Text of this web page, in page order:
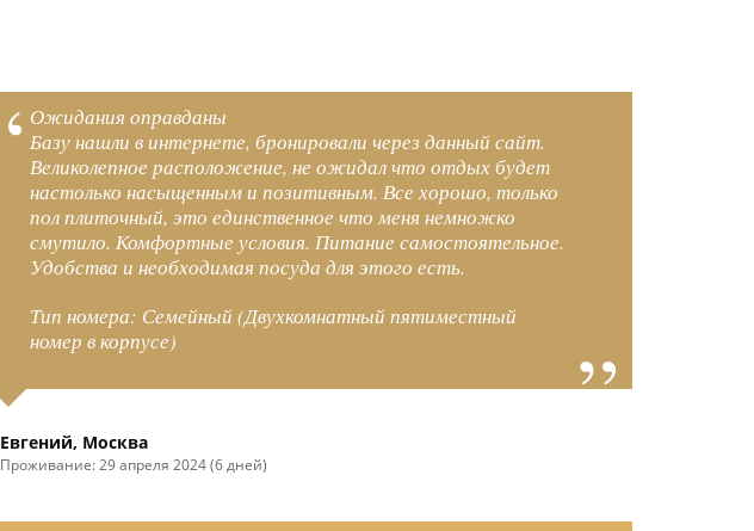
Ожидания оправданы
Базу нашли в интернете, бронировали через данный сайт.
Великолепное расположение, не ожидал что отдых будет
настолько насыщенным и позитивным. Все хорошо, только
пол плиточный, это единственное что меня немножко
смутило. Комфортные условия. Питание самостоятельное.
Удобства и необходимая посуда для этого есть.
Тип номера: Семейный (Двухкомнатный пятиместный
номер в корпусе)
Евгений, Москва
Проживание: 29 апреля 2024 (6 дней)